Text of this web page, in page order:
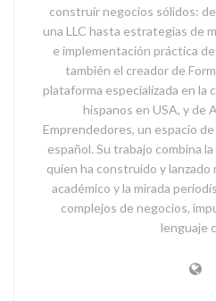
construir negocios sólidos:
una LLC hasta estrategias de
e implementación práctica
también el creador de
plataforma especializada en la
hispanos en USA, y de
Emprendedores, un espacio
español. Su trabajo combina
quien ha construido y lanzado
académico y la mirada
complejos de negocios,
lenguaje